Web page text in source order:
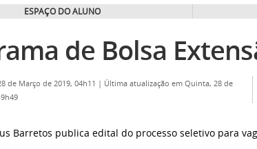
ESPAÇO DO ALUNO
de Bolsa
de Março de 2019, 04h11 | Última atualização em Quinta, 28 de
Barretos publica edital do processo seletivo para